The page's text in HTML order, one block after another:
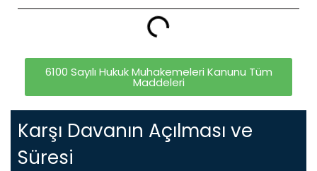
6100 Sayılı Hukuk Muhakemeleri Kanunu Tüm
Maddeleri
Karşı Davanın Açılması ve
Süresi